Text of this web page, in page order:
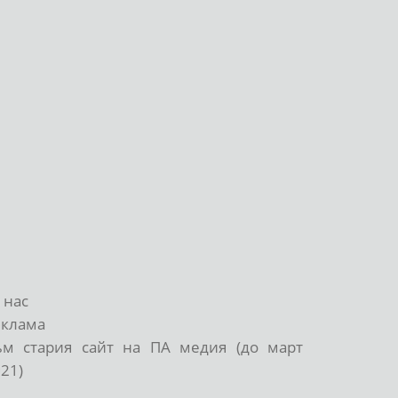
нас
стария сайт на ПА медия (до март